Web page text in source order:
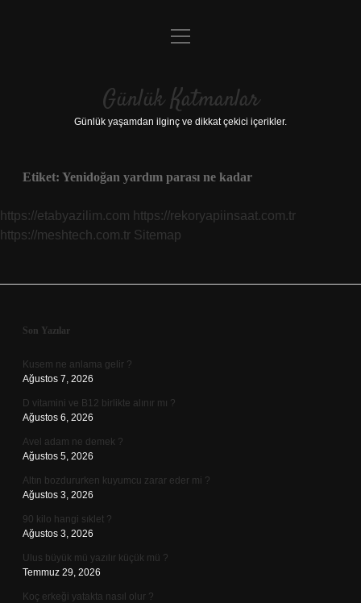
Anasayfa
Yasal Uyarı
menüyü
Günlük Katmanlar
Günlük yaşamdan ilginç ve dikkat çekici içerikler.
Etiket: Yenidoğan yardım parası ne kadar
https://etabyazilim.com https://rekoryapiinsaat.com.tr
https://meshtech.com.tr Sitemap
Sidebar
Son Yazılar
Kusem ne anlama gelir ?
Ağustos 7, 2026
D vitamini ve B12 birlikte alınır mı ?
Ağustos 6, 2026
Avel adam ne demek ?
Ağustos 5, 2026
Altın bozdururken kuyumcu zarar eder mi ?
Ağustos 3, 2026
90 kilo hangi sıklet ?
Ağustos 3, 2026
Ulus büyük mü yazılır küçük mü ?
Temmuz 29, 2026
Koç erkeği yatakta nasıl olur ?